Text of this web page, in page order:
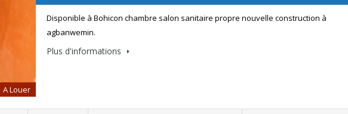
A Louer
Disponible à Bohicon chambre salon sanitaire propre nouvelle construction à
agbanwemin.
Plus d'informations